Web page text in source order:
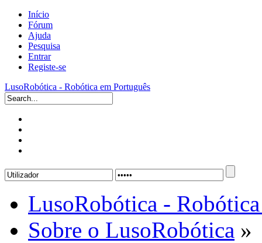
Início
Fórum
Ajuda
Pesquisa
Entrar
Registe-se
LusoRobótica - Robótica em Português
LusoRobótica -
Sobre o LusoRobótica »